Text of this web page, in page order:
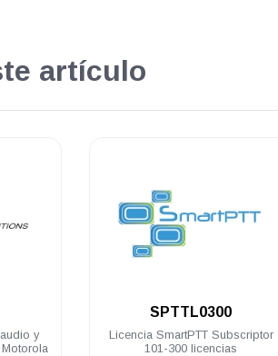
artículo
HKVN4404
Licencia Man Down Motorola